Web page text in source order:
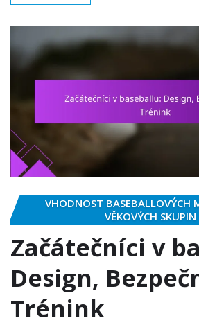
VHODNOST BASEBALLOVÝCH
VĚKOVÝCH SKUPIN
Začátečníci v
Design,
Trénink